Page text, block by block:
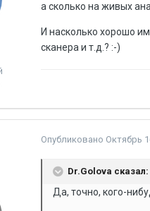
а сколько на живых
И насколько хорошо
сканера и т.д.? :-)
Опубликовано Октябрь
Dr.Golova сказал:
Да, точно, кого-